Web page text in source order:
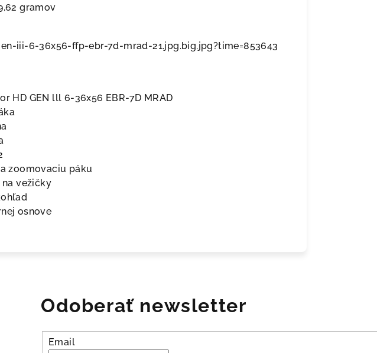
gramov
HD GEN lll 6-36x56 EBR-7D MRAD
zoomovaciu páku
vežičky
osnove
Odoberať newsletter
Email